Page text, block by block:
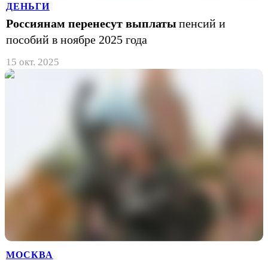
ДЕНЬГИ
Россиянам перенесут выплаты пенсий и
пособий в ноябре 2025 года
15 окт. 2025
МОСКВА